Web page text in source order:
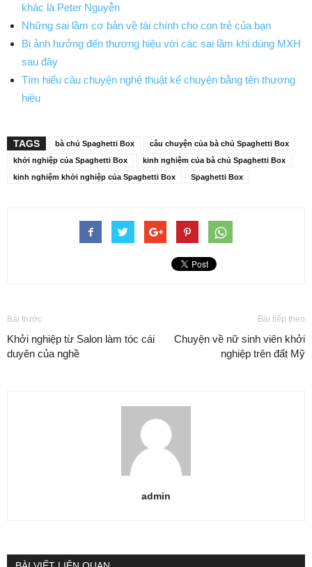
khác là Peter Nguyễn
Những sai lầm cơ bản về tài chính cho con trẻ của bạn
Bị ảnh hưởng đến thương hiệu với các sai lầm khi dùng MXH
sau đây
Tìm hiểu câu chuyện nghệ thuật kể chuyện bằng tên thương
hiệu
TAGS bà chủ Spaghetti Box
câu chuyện của bà chủ Spaghetti Box
khởi nghiệp của Spaghetti Box
kinh nghiệm của bà chủ Spaghetti Box
kinh nghiệm khởi nghiệp của Spaghetti Box
Spaghetti Box
Bài trước
Khởi nghiệp từ Salon làm tóc cái
duyên của nghề
Bài tiếp theo
Chuyện về nữ sinh viên khởi
nghiệp trên đất Mỹ
admin